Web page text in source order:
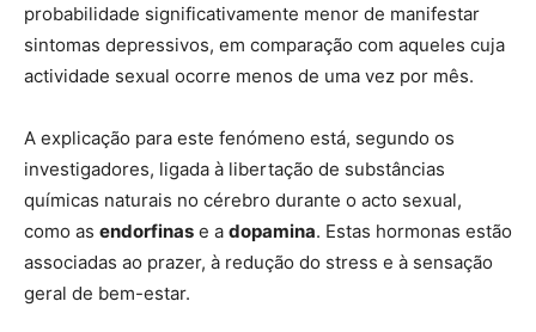
probabilidade significativamente menor de manifestar
sintomas depressivos, em comparação com aqueles cuja
actividade sexual ocorre menos de uma vez por mês.
A explicação para este fenómeno está, segundo os
investigadores, ligada à libertação de substâncias
químicas naturais no cérebro durante o acto sexual,
como as endorfinas e a dopamina. Estas hormonas estão
associadas ao prazer, à redução do stress e à sensação
geral de bem-estar.